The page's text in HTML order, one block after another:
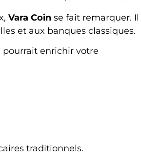
Vara Coin se fait remarquer. Il
et aux banques classiques.
enrichir votre
traditionnels.